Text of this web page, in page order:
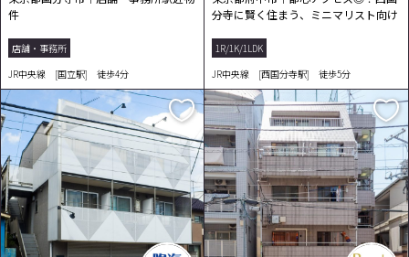
件
店舗・事務所
JR中央線 [国立駅] 徒歩4分
分寺に賢く住まう、ミニマリスト向け
1R/1K/1LDK
JR中央線 [西国分寺駅] 徒歩5分